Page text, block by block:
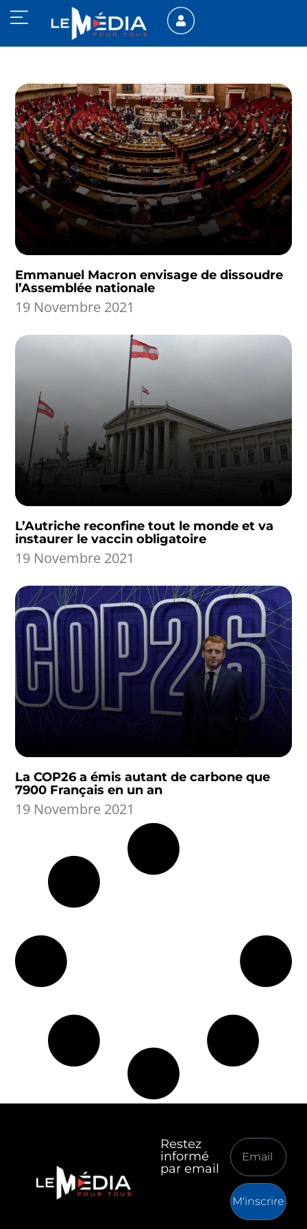
Emmanuel Macron envisage de dissoudre
l’Assemblée nationale
19 Novembre 2021
L’Autriche reconfine tout le monde et va
instaurer le vaccin obligatoire
19 Novembre 2021
La COP26 a émis autant de carbone que
7900 Français en un an
19 Novembre 2021
Restez
informé
par email
M'inscrire